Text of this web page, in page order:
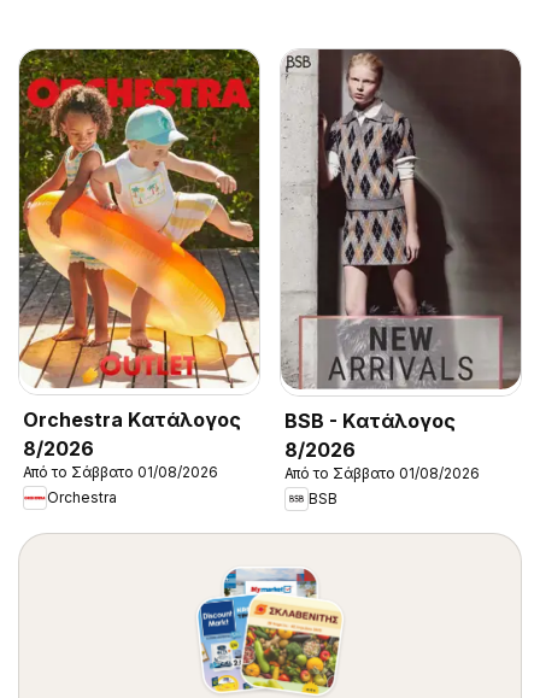
Orchestra Kατάλογος
8/2026
Από το Σάββατο 01/08/2026
Orchestra
BSB - Kατάλογος
8/2026
Από το Σάββατο 01/08/2026
BSB